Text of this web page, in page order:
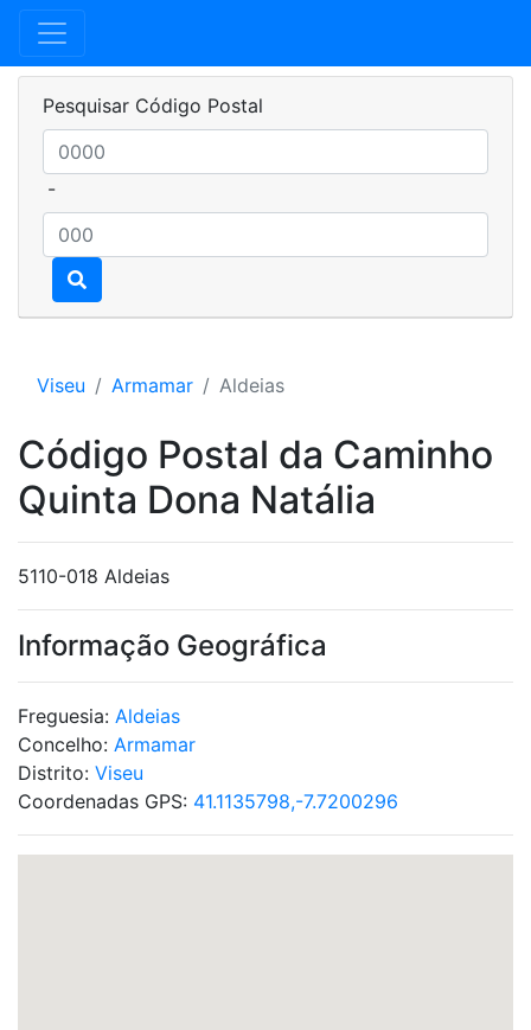
Pesquisar Código Postal
-
Viseu Armamar Aldeias
Código Postal da Caminho
Quinta Dona Natália
5110-018 Aldeias
Informação Geográfica
Freguesia: Aldeias
Concelho: Armamar
Distrito: Viseu
Coordenadas GPS: 41.1135798,-7.7200296